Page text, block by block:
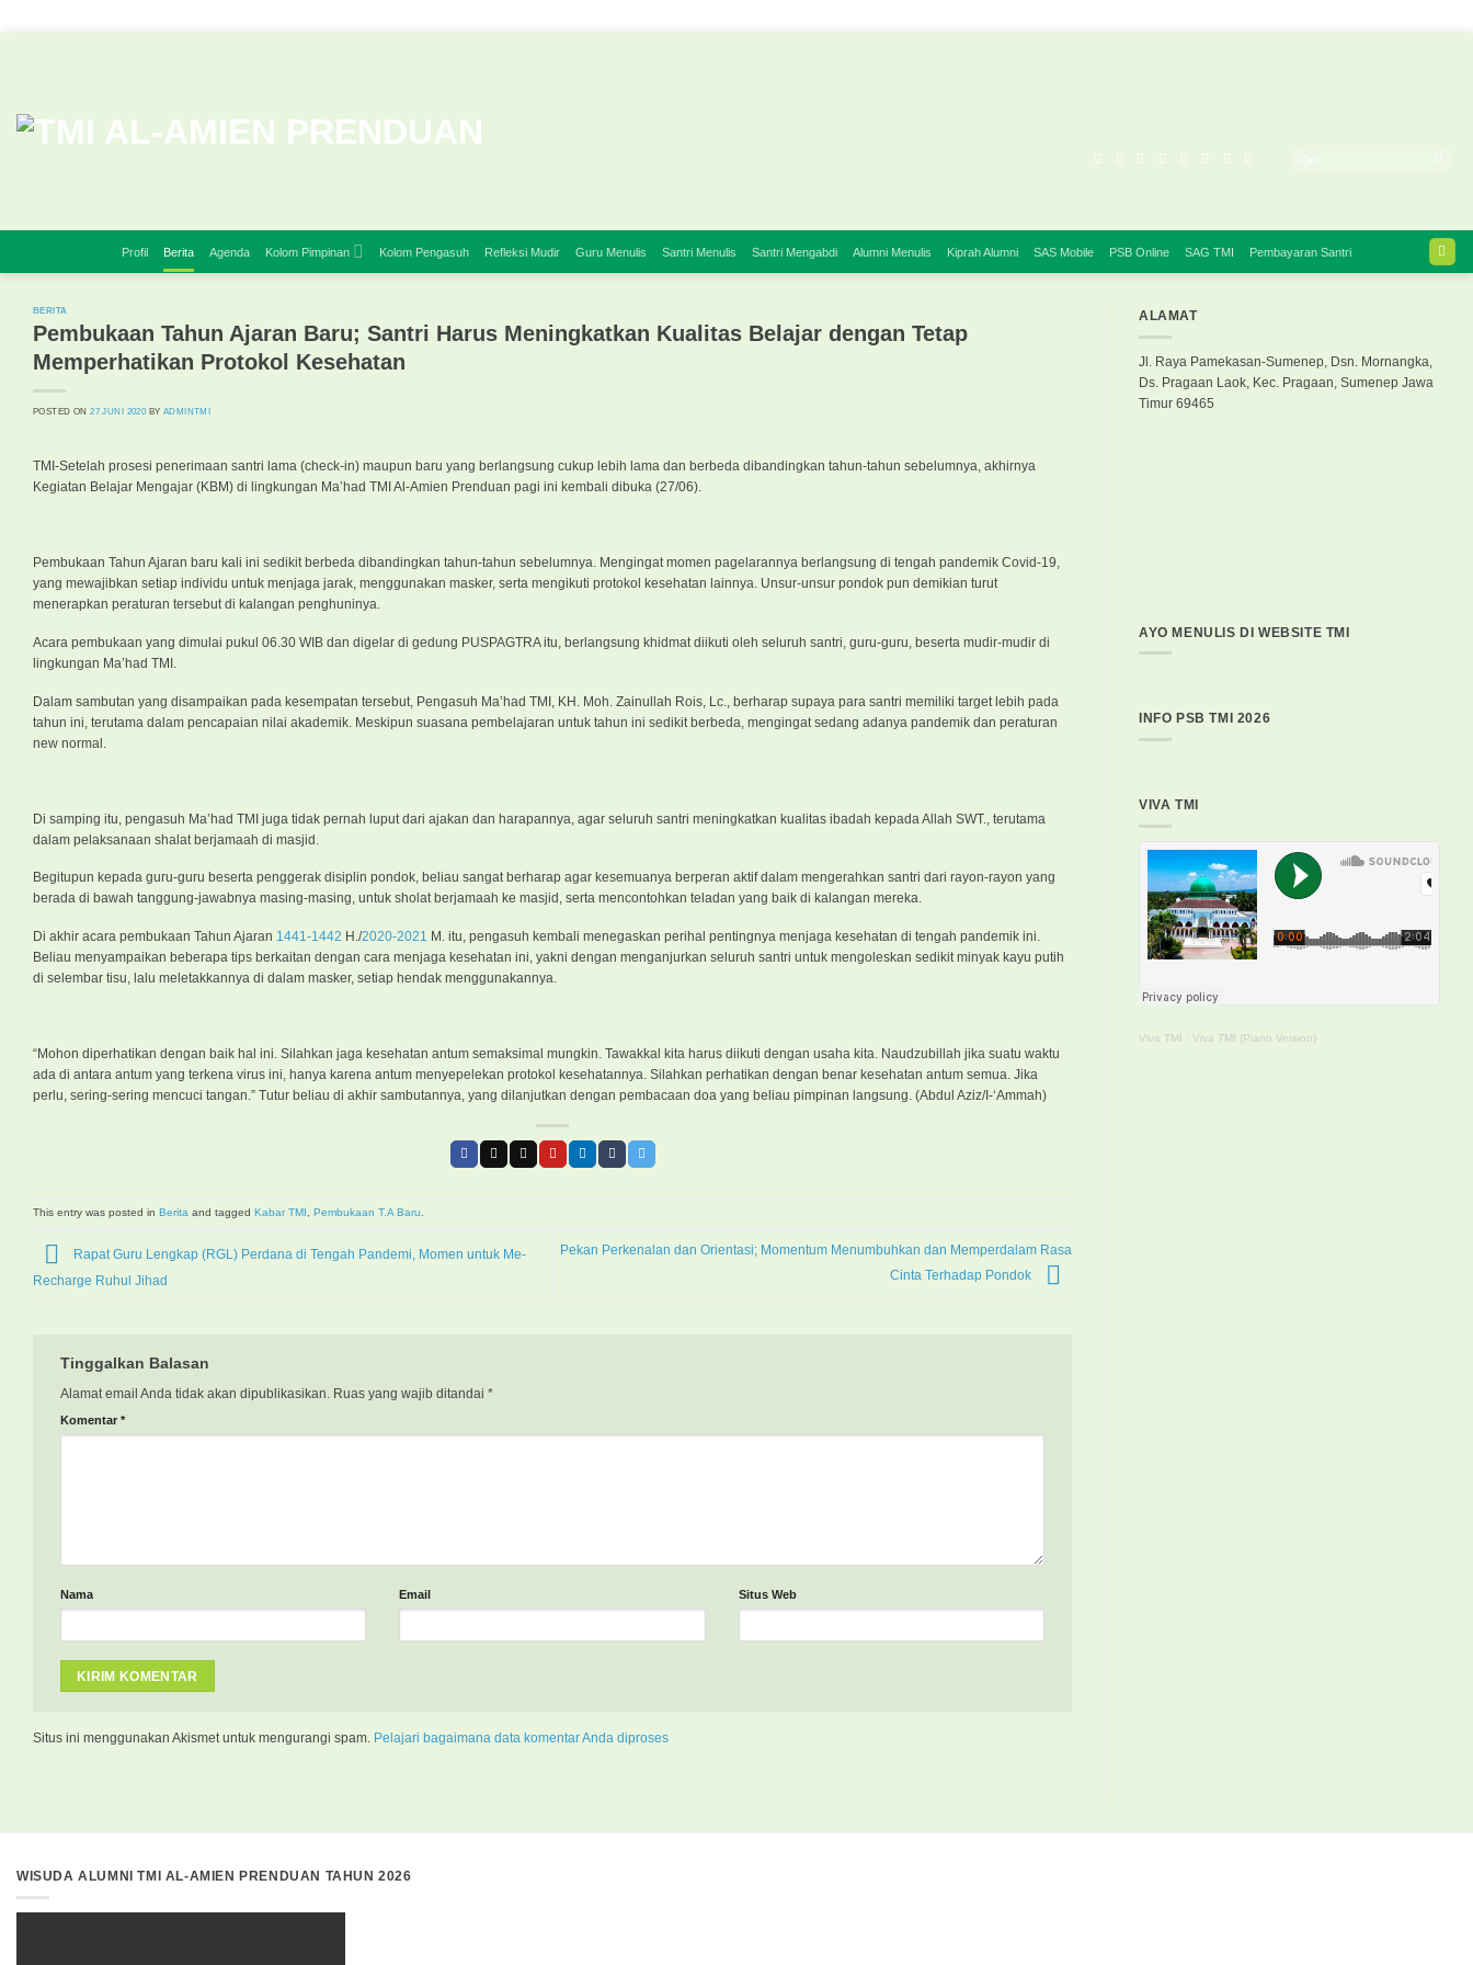
Profil Berita Agenda Kolom Pimpinan Kolom Pengasuh Refleksi Mudir Guru Menulis Santri Menulis Santri Mengabdi Alumni Menulis Kiprah Alumni SAS Mobile PSB Online SAG TMI Pembayaran Santri
BERITA
Pembukaan Tahun Ajaran Baru; Santri Harus Meningkatkan Kualitas Belajar dengan Tetap
Memperhatikan Protokol Kesehatan
POSTED ON27 JUNI 2020 BY ADMINTMI
TMI-Setelah prosesi penerimaan santri lama (check-in) maupun baru yang berlangsung cukup lebih lama dan berbeda dibandingkan tahun-tahun sebelumnya, akhirnya
Kegiatan Belajar Mengajar (KBM) di lingkungan Ma’had TMI Al-Amien Prenduan pagi ini kembali dibuka (27/06).
Pembukaan Tahun Ajaran baru kali ini sedikit berbeda dibandingkan tahun-tahun sebelumnya. Mengingat momen pagelarannya berlangsung di tengah pandemik Covid-19,
yang mewajibkan setiap individu untuk menjaga jarak, menggunakan masker, serta mengikuti protokol kesehatan lainnya. Unsur-unsur pondok pun demikian turut
menerapkan peraturan tersebut di kalangan penghuninya.
Acara pembukaan yang dimulai pukul 06.30 WIB dan digelar di gedung PUSPAGTRA itu, berlangsung khidmat diikuti oleh seluruh santri, guru-guru, beserta mudir-mudir di
lingkungan Ma’had TMI.
Dalam sambutan yang disampaikan pada kesempatan tersebut, Pengasuh Ma’had TMI, KH. Moh. Zainullah Rois, Lc., berharap supaya para santri memiliki target lebih pada
tahun ini, terutama dalam pencapaian nilai akademik. Meskipun suasana pembelajaran untuk tahun ini sedikit berbeda, mengingat sedang adanya pandemik dan peraturan
new normal.
Di samping itu, pengasuh Ma’had TMI juga tidak pernah luput dari ajakan dan harapannya, agar seluruh santri meningkatkan kualitas ibadah kepada Allah SWT., terutama
dalam pelaksanaan shalat berjamaah di masjid.
Begitupun kepada guru-guru beserta penggerak disiplin pondok, beliau sangat berharap agar kesemuanya berperan aktif dalam mengerahkan santri dari rayon-rayon yang
berada di bawah tanggung-jawabnya masing-masing, untuk sholat berjamaah ke masjid, serta mencontohkan teladan yang baik di kalangan mereka.
Di akhir acara pembukaan Tahun Ajaran 1441-1442 H./2020-2021 M. itu, pengasuh kembali menegaskan perihal pentingnya menjaga kesehatan di tengah pandemik ini.
Beliau menyampaikan beberapa tips berkaitan dengan cara menjaga kesehatan ini, yakni dengan menganjurkan seluruh santri untuk mengoleskan sedikit minyak kayu putih
di selembar tisu, lalu meletakkannya di dalam masker, setiap hendak menggunakannya.
“Mohon diperhatikan dengan baik hal ini. Silahkan jaga kesehatan antum semaksimal mungkin. Tawakkal kita harus diikuti dengan usaha kita. Naudzubillah jika suatu waktu
ada di antara antum yang terkena virus ini, hanya karena antum menyepelekan protokol kesehatannya. Silahkan perhatikan dengan benar kesehatan antum semua. Jika
perlu, sering-sering mencuci tangan.” Tutur beliau di akhir sambutannya, yang dilanjutkan dengan pembacaan doa yang beliau pimpinan langsung. (Abdul Aziz/I-‘Ammah)
This entry was posted in Berita and tagged Kabar TMI , Pembukaan T.A Baru.
Rapat Guru Lengkap (RGL) Perdana di Tengah Pandemi, Momen untuk Me-
Recharge Ruhul Jihad
Pekan Perkenalan dan Orientasi; Momentum Menumbuhkan dan Memperdalam Rasa
Cinta Terhadap Pondok
Tinggalkan Balasan
Alamat email Anda tidak akan dipublikasikan. Ruas yang wajib ditandai *
Komentar *
Nama Email Situs Web
Situs ini menggunakan Akismet untuk mengurangi spam. Pelajari bagaimana data komentar Anda diproses
ALAMAT
Jl. Raya Pamekasan-Sumenep, Dsn. Mornangka,
Ds. Pragaan Laok, Kec. Pragaan, Sumenep Jawa
Timur 69465
AYO MENULIS DI WEBSITE TMI
INFO PSB TMI 2026
VIVA TMI
Viva TMI · Viva TMI (Piano Version)
WISUDA ALUMNI TMI AL-AMIEN PRENDUAN TAHUN 2026